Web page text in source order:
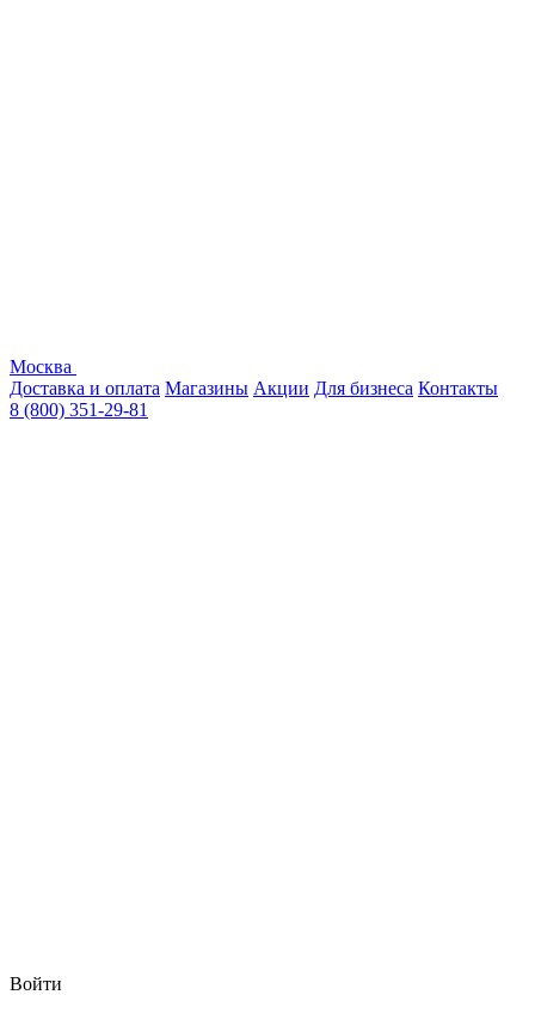
Москва
Доставка и оплата Магазины Акции Для бизнеса Контакты
8 (800) 351-29-81
Войти